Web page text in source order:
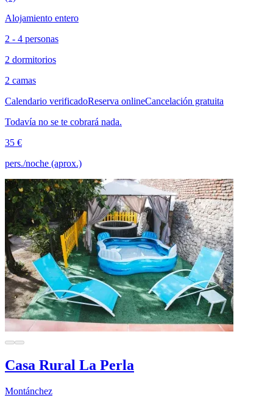
Alojamiento entero
2 - 4 personas
2 dormitorios
2 camas
Calendario verificadoReserva onlineCancelación gratuita
Todavía no se te cobrará nada.
35 €
pers./noche (aprox.)
Casa Rural La Perla
Montánchez